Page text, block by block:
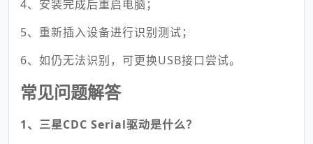
4、安装完成后重启电脑；
5、重新插入设备进行识别测试；
6、如仍无法识别，可更换USB接口尝试。
常见问题解答
1、三星CDC Serial驱动是什么？